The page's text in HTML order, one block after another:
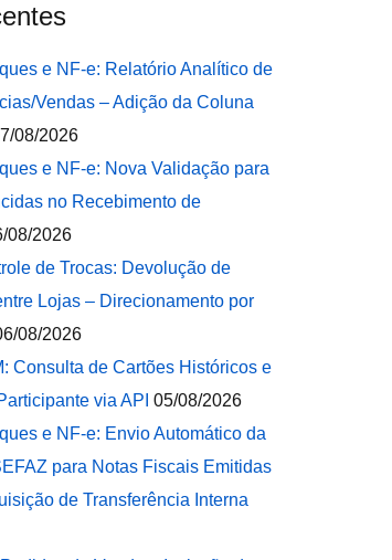
e NF-e: Relatório Analítico de
Vendas – Adição da Coluna
08/2026
e NF-e: Nova Validação para
no Recebimento de
08/2026
de Trocas: Devolução de
Lojas – Direcionamento por
08/2026
Consulta de Cartões Históricos e
via API 05/08/2026
e NF-e: Envio Automático da
para Notas Fiscais Emitidas
de Transferência Interna